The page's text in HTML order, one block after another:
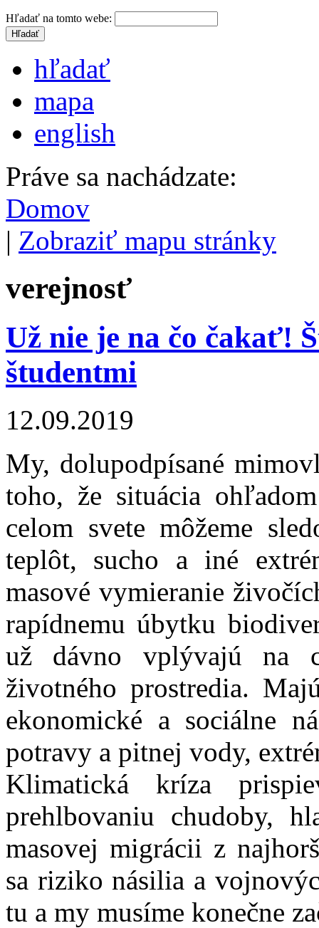
Hľadať na tomto webe:
hľadať
mapa
english
Práve sa nachádzate:
Domov
| Zobraziť mapu stránky
verejnosť
Už nie je na čo čakať!
študentmi
12.09.2019
My, dolupodpísané
toho, že situácia
celom svete môžeme
teplôt, sucho a iné
masové vymieranie
rapídnemu úbytku
už dávno vplývajú na
životného prostredia.
ekonomické a sociálne
potravy a pitnej vody,
Klimatická kríza
prehlbovaniu chudoby,
masovej migrácii z
sa riziko násilia a
tu a my musíme konečne